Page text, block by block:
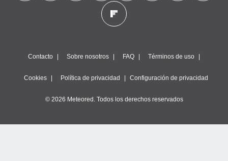
Contacto Sobre nosotros FAQ Términos de uso
Cookies Política de privacidad Configuración de privacidad
© 2026 Meteored. Todos los derechos reservados